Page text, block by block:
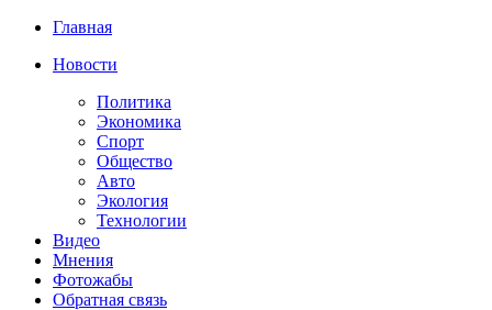
Главная
Новости
Политика
Экономика
Спорт
Общество
Авто
Экология
Технологии
Видео
Мнения
Фотожабы
Обратная связь